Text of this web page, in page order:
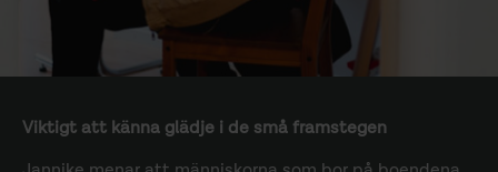
Viktigt att känna glädje i de små framstegen